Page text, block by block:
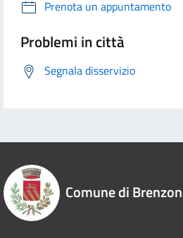
Prenota un appuntamento
Problemi in città
Segnala disservizio
Comune di